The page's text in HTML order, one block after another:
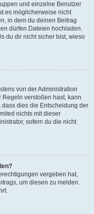
und einzelne Benutzer
es möglicherweise nicht
in dem du deinen Beitrag
dürfen Dateien hochladen.
du dir nicht sicher bist, wieso
von der Administration
verstoßen hast, kann
dies die Entscheidung der
nichts mit dieser
sofern du die nicht
vergeben hat,
um diesen zu melden.